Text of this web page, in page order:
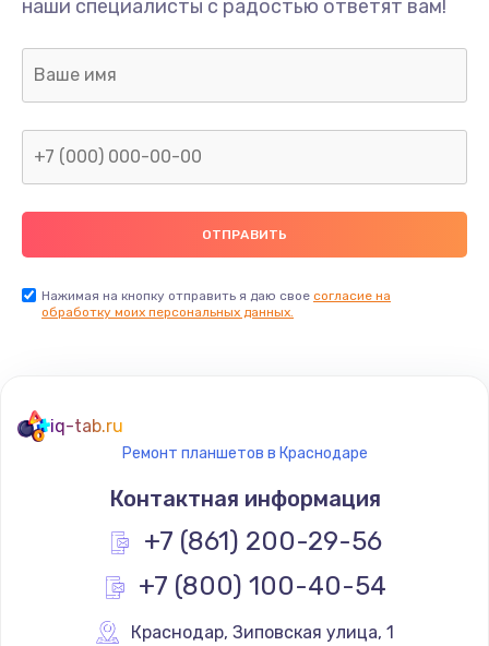
Заказать
Замена вибро элемента
Заказать
Восстановление дорожек платы
Заказать
350 руб.
наши специалисты с радостью ответят вам!
Нажимая на кнопку отправить я даю свое согласие на
обработку моих персональных данных.
iq-tab.ru
Ремонт планшетов в Краснодаре
Контактная информация
+7 (861) 200-29-56
+7 (800) 100-40-54
Краснодар, Зиповская улица, 1